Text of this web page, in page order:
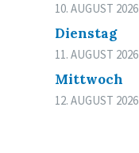
10. AUGUST 2026
Dienstag
11. AUGUST 2026
Mittwoch
12. AUGUST 2026